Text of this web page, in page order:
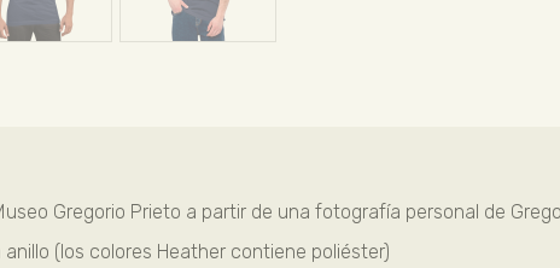
Gregorio Prieto a partir de una fotografía personal de
anillo (los colores Heather contiene poliéster)